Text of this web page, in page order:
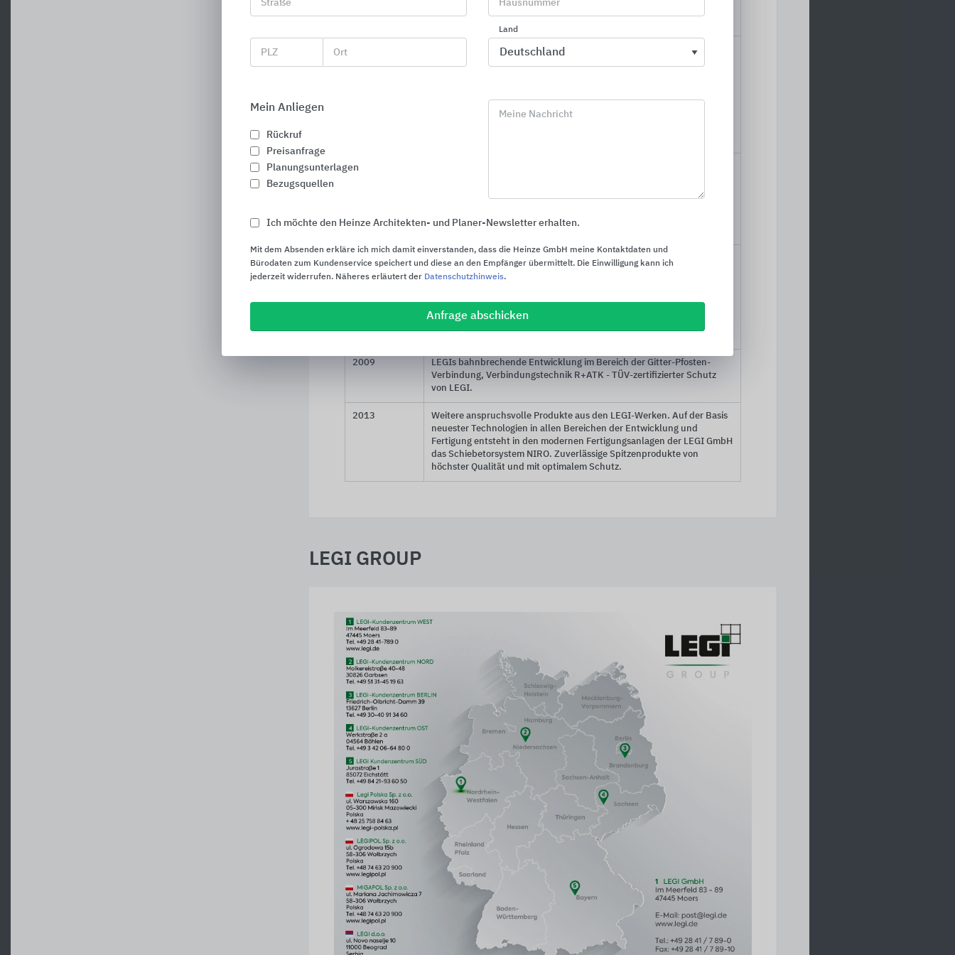
und Wirtschaftlichkeit in Verbindung mit seinem klaren Design den
Beginn des Käfigbaus für zoologische Anlagen. Diese immer wieder neu
Berücksichtigung optimaler Funktionsfähigkeit in Bezug auf moderne,
artengerechte Tierhaltung. Die daraus resultierenden Aufgaben stellen
1974
werden zusätzliche Begrünungsmöglichkeiten für Wand, Raum und
jede Möglichkeit, seine Vorstellungen bezüglich Berankung und
1989
Zum 40-jährigen Jubiläum Erweiterung unseres Betriebs und
Inbetriebnahme unserer automatischen Pulverbeschichtungsanlage.
Ansprüchen unserer Zeit entsprechende umweltfreundliche
Oberflächenbeschichtung. Mit dieser erstklassigen Oberfläche wird
2009
LEGIs bahnbrechende Entwicklung im Bereich der Gitter-Pfosten-
Verbindung, Verbindungstechnik R+ATK - TÜV-zertifizierter Schutz
von LEGI.
2013
Weitere anspruchsvolle Produkte aus den LEGI-Werken. Auf der Basis
neuester Technologien in allen Bereichen der Entwicklung und
Fertigung entsteht in den modernen Fertigungsanlagen der LEGI GmbH
das Schiebetorsystem NIRO. Zuverlässige Spitzenprodukte von
höchster Qualität und mit optimalem Schutz.
LEGI GROUP
Straße Hausnummer
PLZ Ort
Land
Mein Anliegen
Rückruf
Preisanfrage
Planungsunterlagen
Bezugsquellen
Meine Nachricht
Ich möchte den Heinze Architekten- und Planer-Newsletter erhalten.
Mit dem Absenden erkläre ich mich damit einverstanden, dass die Heinze GmbH meine Kontaktdaten und
Bürodaten zum Kundenservice speichert und diese an den Empfänger übermittelt. Die Einwilligung kann ich
jederzeit widerrufen. Näheres erläutert der Datenschutzhinweis.
Anfrage abschicken